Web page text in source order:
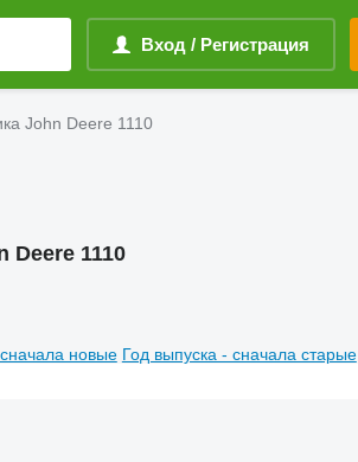
Вход / Регистрация
John Deere 1110
Deere 1110
новые Год выпуска - сначала старые